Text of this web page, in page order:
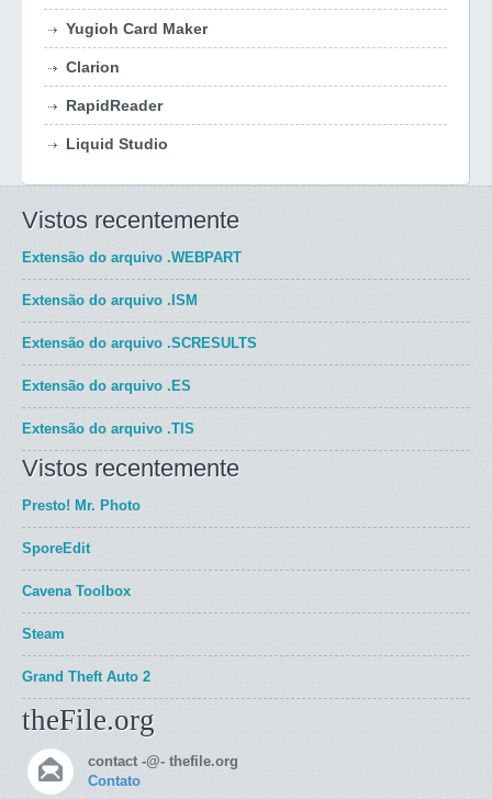
Yugioh Card Maker
Clarion
RapidReader
Liquid Studio
Vistos recentemente
Extensão do arquivo .WEBPART
Extensão do arquivo .ISM
Extensão do arquivo .SCRESULTS
Extensão do arquivo .ES
Extensão do arquivo .TIS
Vistos recentemente
Presto! Mr. Photo
SporeEdit
Cavena Toolbox
Steam
Grand Theft Auto 2
theFile.org
contact -@- thefile.org
Contato